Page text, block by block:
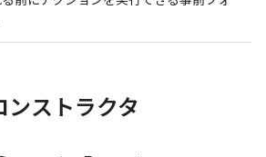
ンストラクタ